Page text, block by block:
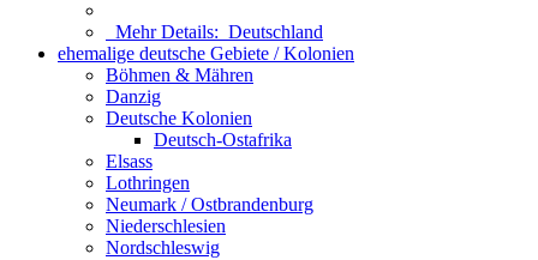
Mehr Details: Deutschland
ehemalige deutsche Gebiete / Kolonien
Böhmen & Mähren
Danzig
Deutsche Kolonien
Deutsch-Ostafrika
Elsass
Lothringen
Neumark / Ostbrandenburg
Niederschlesien
Nordschleswig